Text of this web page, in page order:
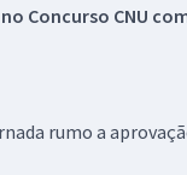
Concurso CNU
rumo a